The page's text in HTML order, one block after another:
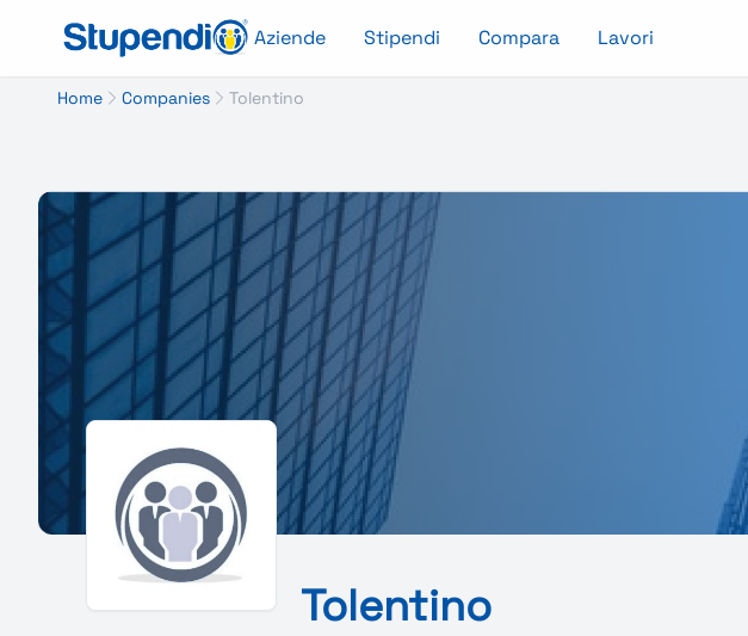
Aziende Stipendi Compara Lavori
Home Companies Tolentino
Tolentino